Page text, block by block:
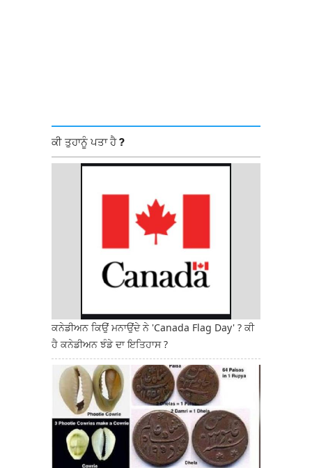
ਕੀ ਤੁਹਾਨੂੰ ਪਤਾ ਹੈ ?
ਕਨੇਡੀਅਨ ਕਿਉਂ ਮਨਾਉਂਦੇ ਨੇ 'Canada Flag Day' ? ਕੀ
ਹੈ ਕਨੇਡੀਅਨ ਝੰਡੇ ਦਾ ਇਤਿਹਾਸ ?